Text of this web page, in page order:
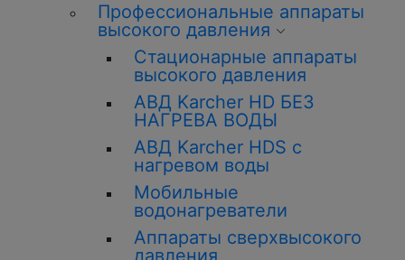
Профессиональные аппараты
высокого давления
Стационарные аппараты
высокого давления
АВД Karcher HD БЕЗ
НАГРЕВА ВОДЫ
АВД Karcher HDS с
нагревом воды
Мобильные
водонагреватели
Аппараты сверхвысокого
давления